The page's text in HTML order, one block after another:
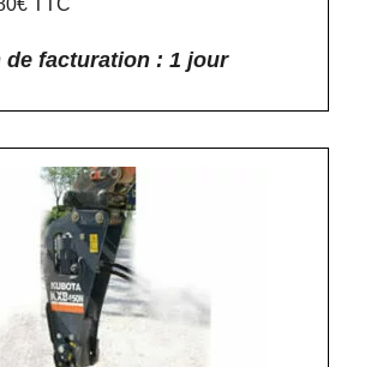
TTC
de facturation : 1 jour